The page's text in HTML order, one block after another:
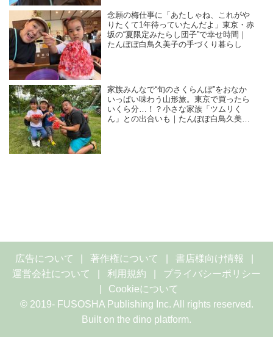
念願の梅仕事に「あたしゃね、これがや
りたくて1年待っていたんだよ」東京・赤
坂の“夏限定みたらし団子”で幸せ時間｜
たんぽぽ白鳥久美子の手づくり暮らし
家族みんなで“旬のさくらんぼ”をおなか
いっぱい味わう山形旅。東京で買ったら
いくら分…！？小さな家族「ツムリく
ん」との出合いも｜たんぽぽ白鳥久美子
広告について 著作権について
書店様向け情報
運営会社について
利用規約
プライバシーポリシー
Cookieについて
© 2019- FUSOSHA Publishing Inc. All rights reserved.
Built on the dino platform.